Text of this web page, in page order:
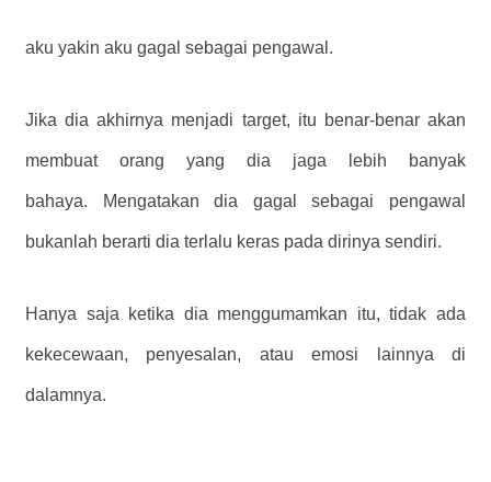
aku yakin aku gagal sebagai pengawal.
Jika dia akhirnya menjadi target, itu benar-benar akan
membuat orang yang dia jaga lebih banyak
bahaya. Mengatakan dia gagal sebagai pengawal
bukanlah berarti dia terlalu keras pada dirinya sendiri.
Hanya saja ketika dia menggumamkan itu, tidak ada
kekecewaan, penyesalan, atau emosi lainnya di
dalamnya.